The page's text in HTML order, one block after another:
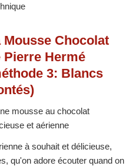
Mousse Chocolat
Pierre Hermé
3: Blancs
mousse au chocolat
et aérienne
à souhait et délicieuse,
qu'on adore écouter quand on